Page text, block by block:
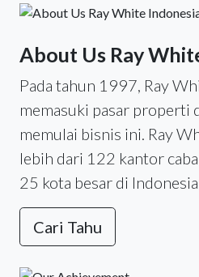
About Us Ray
Pada tahun 1997, Ray
memasuki pasar properti
memulai bisnis ini. Ray
lebih dari 122 kantor
25 kota besar di
Cari Tahu